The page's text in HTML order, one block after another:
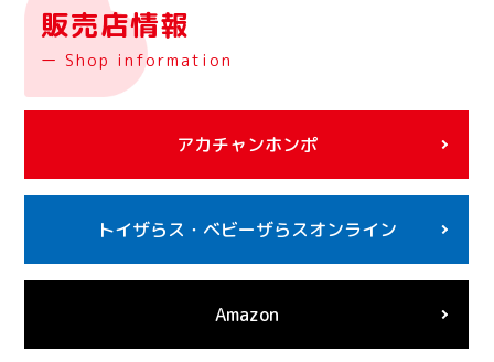
販売店情報
ー Shop information
アカチャンホンポ
トイザらス・ ベビーザらスオンライン
Amazon